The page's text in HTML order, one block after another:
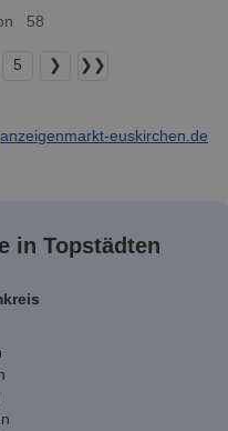
58
5 ❯ ❯❯
anzeigenmarkt-euskirchen.de
in Topstädten